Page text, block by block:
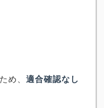
め、 適合確認なし